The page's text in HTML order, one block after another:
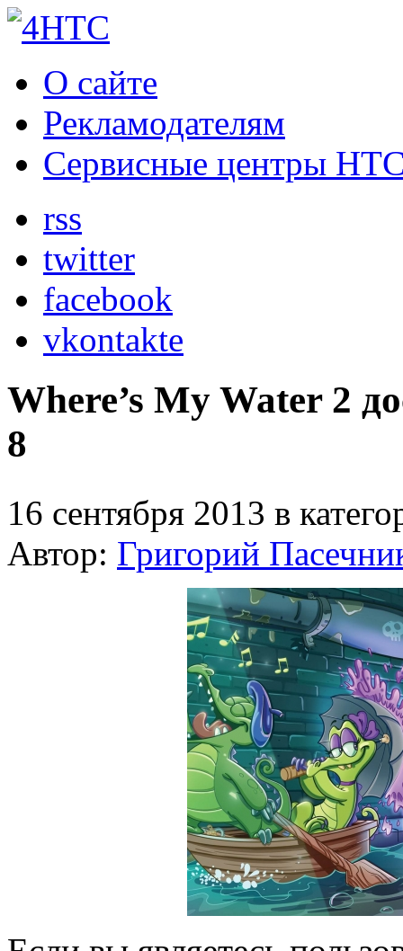
О сайте
Рекламодателям
Сервисные центры
rss
twitter
facebook
vkontakte
Where’s My Water 2
8
16 сентября 2013 в
Автор: Григорий